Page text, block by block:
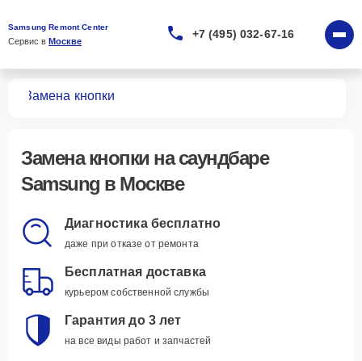
Samsung Remont Center
Сервис в Москве
+7 (495) 032-67-16
Замена кнопки
Замена кнопки на саундбаре
Samsung в Москве
Диагностика бесплатно
даже при отказе от ремонта
Бесплатная доставка
курьером собственной службы
Гарантия до 3 лет
на все виды работ и запчастей